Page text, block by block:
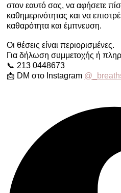
στον εαυτό σας, να αφήσετε
καθημερινότητας και να
καθαρότητα και έμπνευση.
Οι θέσεις είναι περιορισμένες.
Για δήλωση συμμετοχής ή
📞 213 0448673
📩 DM στο Instagram